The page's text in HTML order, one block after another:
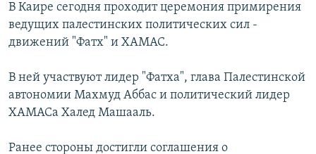
Все сайты РСЕ/РС
В Каире сегодня проходит церемония примирения
ведущих палестинских политических сил -
движений "Фатх" и ХАМАС.
В ней участвуют лидер "Фатха", глава Палестинской
автономии Махмуд Аббас и политический лидер
ХАМАСа Халед Машааль.
Ранее стороны достигли соглашения о